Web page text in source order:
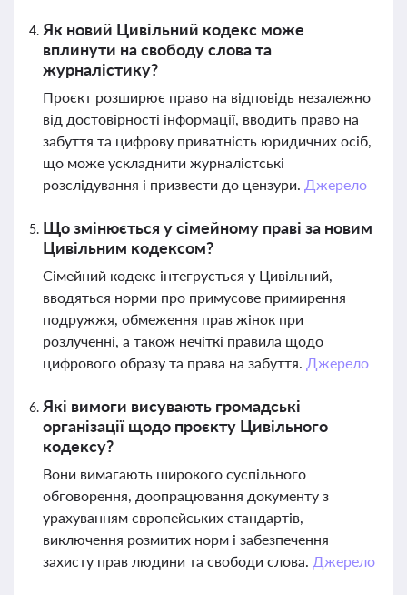
Як новий Цивільний кодекс може
вплинути на свободу слова та
журналістику?
Проєкт розширює право на відповідь незалежно
від достовірності інформації, вводить право на
забуття та цифрову приватність юридичних осіб,
що може ускладнити журналістські
розслідування і призвести до цензури. Джерело
Що змінюється у сімейному праві за новим
Цивільним кодексом?
Сімейний кодекс інтегрується у Цивільний,
вводяться норми про примусове примирення
подружжя, обмеження прав жінок при
розлученні, а також нечіткі правила щодо
цифрового образу та права на забуття. Джерело
Які вимоги висувають громадські
організації щодо проєкту Цивільного
кодексу?
Вони вимагають широкого суспільного
обговорення, доопрацювання документу з
урахуванням європейських стандартів,
виключення розмитих норм і забезпечення
захисту прав людини та свободи слова. Джерело